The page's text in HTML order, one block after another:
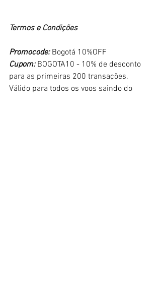
Termos e Condições
Promocode: Bogotá 10%OFF
Cupom: BOGOTA10 - 10% de desconto
para as primeiras 200 transações.
Válido para todos os voos saindo do